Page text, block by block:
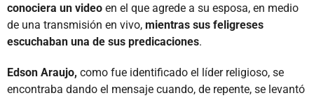
conociera un video en el que agrede a su esposa, en medio
de una transmisión en vivo, mientras sus feligreses
escuchaban una de sus predicaciones.
Edson Araujo, como fue identificado el líder religioso, se
encontraba dando el mensaje cuando, de repente, se levantó